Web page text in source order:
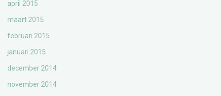
april 2015
maart 2015
februari 2015
januari 2015
december 2014
november 2014